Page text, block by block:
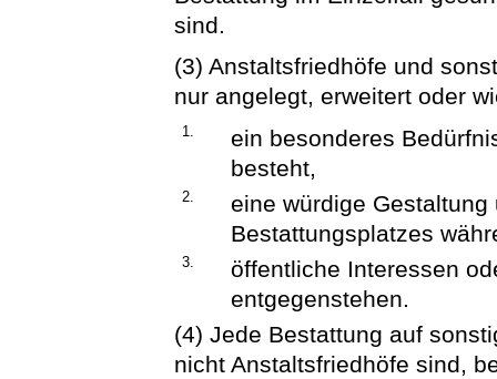
sind.
(3) Anstaltsfriedhöfe und
nur angelegt, erweitert oder
1.
ein besonderes
besteht,
2.
eine würdige
Bestattungsplatzes
3.
öffentliche Interessen
entgegenstehen.
(4) Jede Bestattung auf
nicht Anstaltsfriedhöfe sind,